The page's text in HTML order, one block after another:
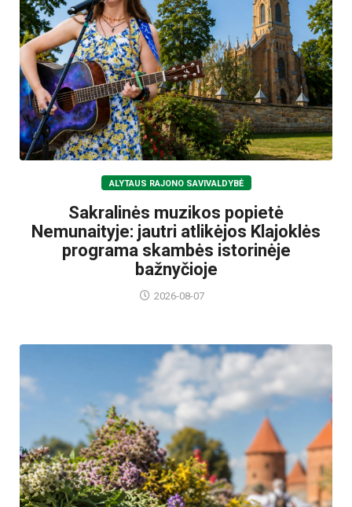
ALYTAUS RAJONO SAVIVALDYBĖ
Sakralinės muzikos popietė
Nemunaityje: jautri atlikėjos Klajoklės
programa skambės istorinėje
bažnyčioje
2026-08-07